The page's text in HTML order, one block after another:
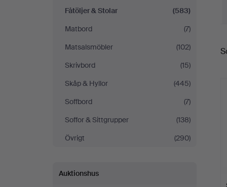
Roslagens
Auktionsverk
Fåtöljer & Stolar
(583)
Matbord
(7)
Matsalsmöbler
(102)
Skrivbord
(15)
Skåp & Hyllor
(445)
Soffbord
(7)
Soffor & Sittgrupper
(138)
Övrigt
(290)
Auktionshus